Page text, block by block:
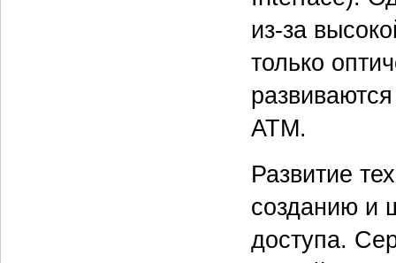
из-за
только
ATM.
Развитие
созданию и
доступа.